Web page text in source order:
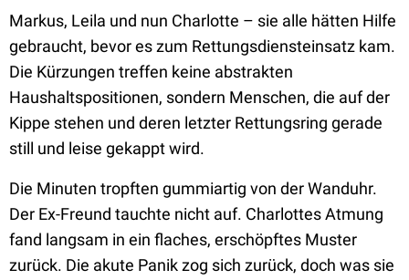
Markus, Leila und nun Charlotte – sie alle hätten Hilfe
gebraucht, bevor es zum Rettungsdiensteinsatz kam.
Die Kürzungen treffen keine abstrakten
Haushaltspositionen, sondern Menschen, die auf der
Kippe stehen und deren letzter Rettungsring gerade
still und leise gekappt wird.
Die Minuten tropften gummiartig von der Wanduhr.
Der Ex-Freund tauchte nicht auf. Charlottes Atmung
fand langsam in ein flaches, erschöpftes Muster
zurück. Die akute Panik zog sich zurück, doch was sie